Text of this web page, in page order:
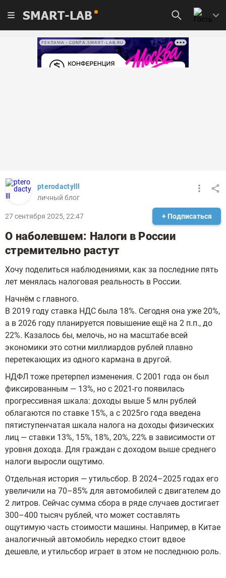
SMART-LAB
РЕКЛАМА • CONFA.SMART-LAB.RU
pterodactylll
личный блог
27 сентября 2025, 22:47 + Подписаться
О наболевшем: Налоги в России
стремительно растут
Хочу поделиться наблюдениями, как за последние пять
лет менялась налоговая реальность в России.
Начнём с главного.
В 2019 году ставка НДС была 18%. Сегодня она уже 20%,
а в 2026 году планируется повышение ещё на 2 п.п., до
22%. Казалось бы, мелочь, но на масштабе всей
экономики это сотни миллиардов рублей плавно
перетекающих из одного кармана в другой.
НДФЛ тоже претерпел изменения. С 2001 года он был
фиксированным — 13%, но с 2021-го появилась
прогрессивная шкала: доходы выше 5 млн рублей
облагаются по ставке 15%, а с 2025го года введена
пятиступенчатая шкала налога на доходы физических
лиц — ставки 13%, 15%, 18%, 20%, 22% в зависимости от
уровня дохода. Для граждан с доходом выше среднего
налоги выросли ощутимо.
Отдельная история — утильсбор. В 2024–2025 годах его
увеличили на 70–85% для автомобилей с двигателем до
2 литров. Сейчас сумма сбора в ряде случаев достигает
300–400 тысяч рублей, что может составлять
ощутимую часть стоимости машины. Например, в Китае
аналогичный автомобиль нередко стоит вдвое
дешевле, и утильсбор играет в этом не последнюю роль.